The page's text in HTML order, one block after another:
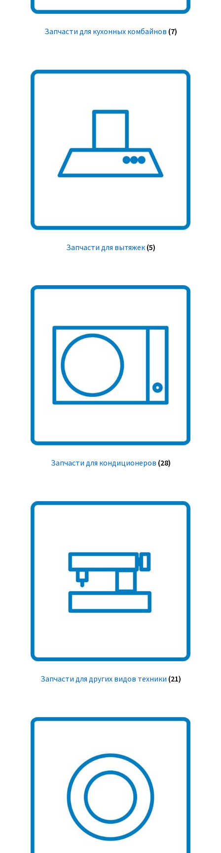
Запчасти для кухонных комбайнов (7)
Запчасти для вытяжек (5)
Запчасти для кондиционеров (28)
Запчасти для других видов техники (21)